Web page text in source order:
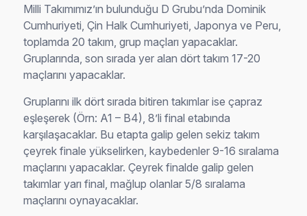
Milli Takımımız’ın bulunduğu D Grubu’nda Dominik
Cumhuriyeti, Çin Halk Cumhuriyeti, Japonya ve Peru,
toplamda 20 takım, grup maçları yapacaklar.
Gruplarında, son sırada yer alan dört takım 17-20
maçlarını yapacaklar.
Gruplarını ilk dört sırada bitiren takımlar ise çapraz
eşleşerek (Örn: A1 – B4), 8’li final etabında
karşılaşacaklar. Bu etapta galip gelen sekiz takım
çeyrek finale yükselirken, kaybedenler 9-16 sıralama
maçlarını yapacaklar. Çeyrek finalde galip gelen
takımlar yarı final, mağlup olanlar 5/8 sıralama
maçlarını oynayacaklar.